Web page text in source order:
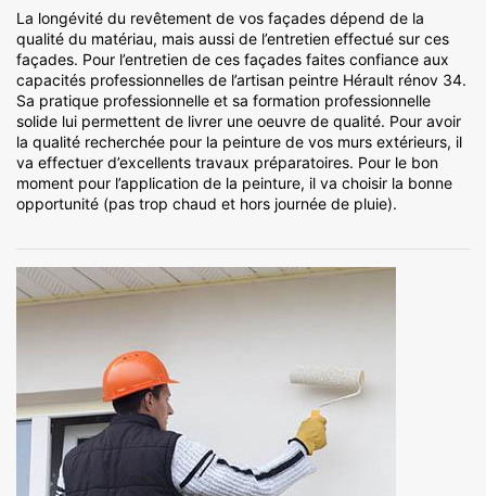
La longévité du revêtement de vos façades dépend de la
qualité du matériau, mais aussi de l’entretien effectué sur ces
façades. Pour l’entretien de ces façades faites confiance aux
capacités professionnelles de l’artisan peintre Hérault rénov 34.
Sa pratique professionnelle et sa formation professionnelle
solide lui permettent de livrer une oeuvre de qualité. Pour avoir
la qualité recherchée pour la peinture de vos murs extérieurs, il
va effectuer d’excellents travaux préparatoires. Pour le bon
moment pour l’application de la peinture, il va choisir la bonne
opportunité (pas trop chaud et hors journée de pluie).